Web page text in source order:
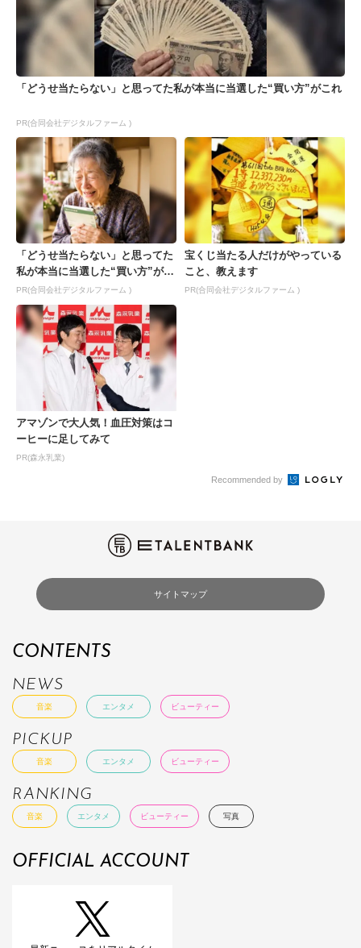
「どうせ当たらない」と思ってた私が本当に当選した“買い方”がこれ
PR(合同会社デジタルファーム )
「どうせ当たらない」と思ってた
私が本当に当選した“買い方”がこ
れ
PR(合同会社デジタルファーム )
宝くじ当たる人だけがやっている
こと、教えます
PR(合同会社デジタルファーム )
アマゾンで大人気！血圧対策はコ
ーヒーに足してみて
PR(森永乳業)
Recommended by
サイトマップ
CONTENTS
NEWS
音楽 エンタメ ビューティー
PICKUP
音楽 エンタメ ビューティー
RANKING
音楽 エンタメ ビューティー 写真
OFFICIAL ACCOUNT